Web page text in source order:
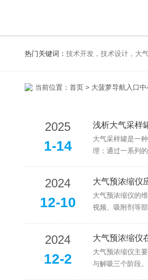
热门关键词： 技术开发，技术设计
当前位置： 首页 > 大菠萝导航入口中
2025
1-14
浅析大气采样
大气采样罐是一种
理：通过一系列
2024
12-10
大气预浓缩仪
大气预浓缩仪的维
视频、吸附剂
2024
12-2
大气预浓缩仪
大气预浓缩仪主要
与解吸三个阶段